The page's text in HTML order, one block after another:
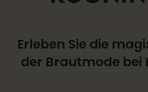
Erleben Sie die
der Brautmode bei